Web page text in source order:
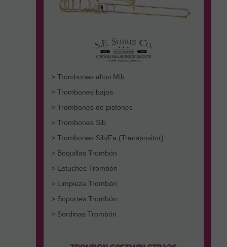
> Trombones altos Mib
> Trombones bajos
> Trombones de pistones
> Trombones Sib
> Trombones Sib/Fa (Transpositor)
> Boquillas Trombón
> Estuches Trombón
> Limpieza Trombón
> Soportes Trombón
> Sordinas Trombón